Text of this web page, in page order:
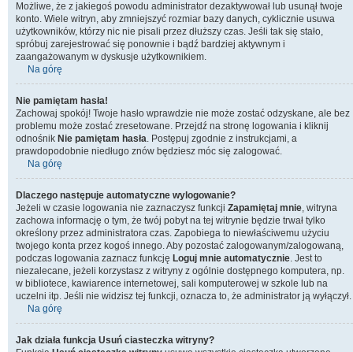
Możliwe, że z jakiegoś powodu administrator dezaktywował lub usunął twoje
konto. Wiele witryn, aby zmniejszyć rozmiar bazy danych, cyklicznie usuwa
użytkowników, którzy nic nie pisali przez dłuższy czas. Jeśli tak się stało,
spróbuj zarejestrować się ponownie i bądź bardziej aktywnym i
zaangażowanym w dyskusje użytkownikiem.
Na górę
Nie pamiętam hasła!
Zachowaj spokój! Twoje hasło wprawdzie nie może zostać odzyskane, ale bez
problemu może zostać zresetowane. Przejdź na stronę logowania i kliknij
odnośnik Nie pamiętam hasła. Postępuj zgodnie z instrukcjami, a
prawdopodobnie niedługo znów będziesz móc się zalogować.
Na górę
Dlaczego następuje automatyczne wylogowanie?
Jeżeli w czasie logowania nie zaznaczysz funkcji Zapamiętaj mnie, witryna
zachowa informację o tym, że twój pobyt na tej witrynie będzie trwał tylko
określony przez administratora czas. Zapobiega to niewłaściwemu użyciu
twojego konta przez kogoś innego. Aby pozostać zalogowanym/zalogowaną,
podczas logowania zaznacz funkcję Loguj mnie automatycznie. Jest to
niezalecane, jeżeli korzystasz z witryny z ogólnie dostępnego komputera, np.
w bibliotece, kawiarence internetowej, sali komputerowej w szkole lub na
uczelni itp. Jeśli nie widzisz tej funkcji, oznacza to, że administrator ją wyłączył.
Na górę
Jak działa funkcja Usuń ciasteczka witryny?